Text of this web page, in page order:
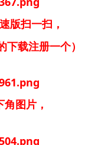
一扫，
注册一个）
片，